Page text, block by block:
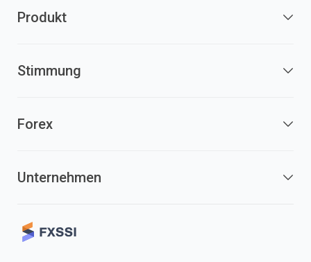
Produkt
Stimmung
Forex
Unternehmen